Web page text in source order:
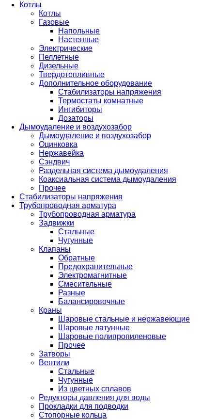
Котлы
Котлы
Газовые
Напольные
Настенные
Электрические
Пеллетные
Дизельные
Твердотопливные
Дополнительное оборудование
Стабилизаторы напряжения
Термостаты комнатные
Ингибиторы
Дозаторы
Дымоудаление и воздухозабор
Дымоудаление и воздухозабор
Оцинковка
Нержавейка
Сэндвич
Раздельная система дымоудаления
Коаксиальная система дымоудаления
Прочее
Стабилизаторы напряжения
Трубопроводная арматура
Трубопроводная арматура
Задвижки
Стальные
Чугунные
Клапаны
Обратные
Предохранительные
Электромагнитные
Смесительные
Разные
Балансировочные
Краны
Шаровые стальные и нержавеющие
Шаровые латунные
Шаровые полипропиленовые
Прочее
Затворы
Вентили
Стальные
Чугунные
Из цветных сплавов
Редукторы давления для воды
Прокладки для подводки
Стопорные кольца